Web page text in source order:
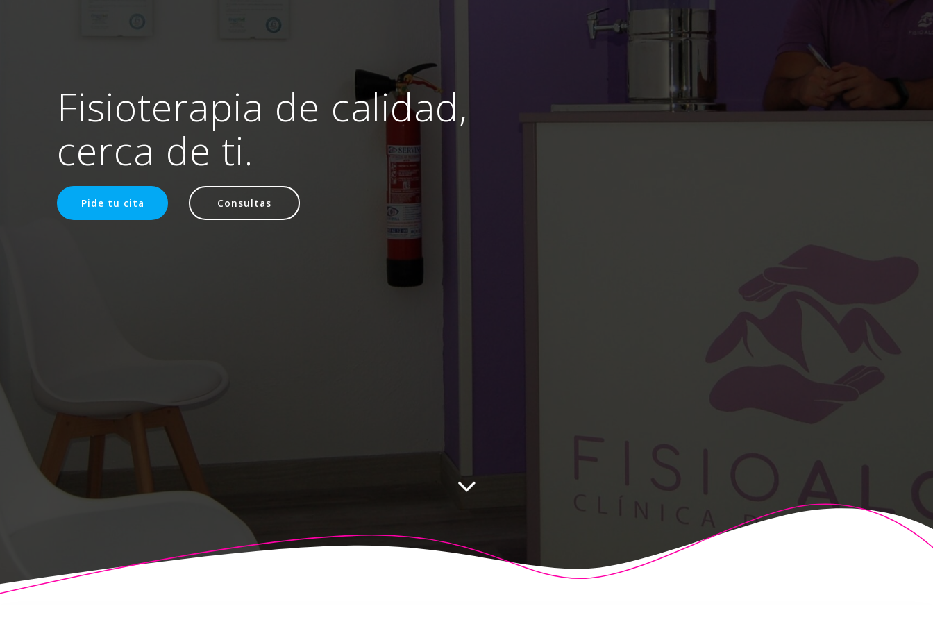
Fisioterapia de calidad,
cerca de ti.
Pide tu cita Consultas
© 2026 Fisioalcón. Construido utilizando WordPress y elHighlight Theme